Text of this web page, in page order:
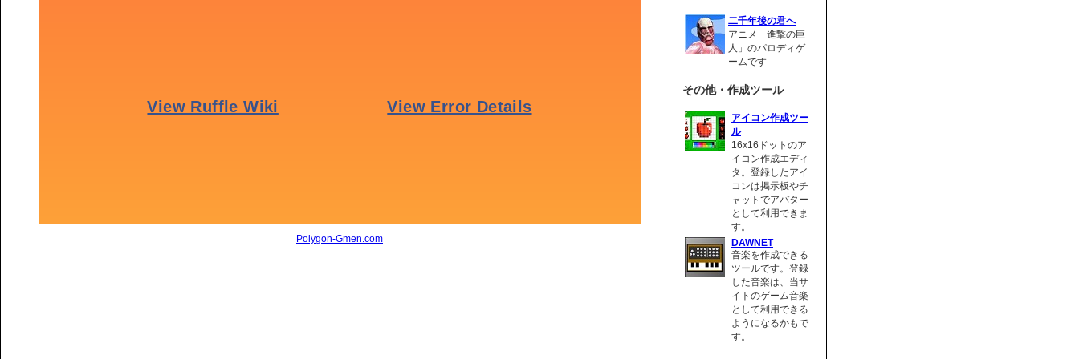
Polygon-Gmen.com
二千年後の君へ
アニメ「進撃の巨
人」のパロディゲ
ームです
その他・作成ツール
アイコン作成ツー
ル
16x16ドットのア
イコン作成エディ
タ。登録したアイ
コンは掲示板やチ
ャットでアバター
として利用できま
す。
DAWNET
音楽を作成できる
ツールです。登録
した音楽は、当サ
イトのゲーム音楽
として利用できる
ようになるかもで
す。